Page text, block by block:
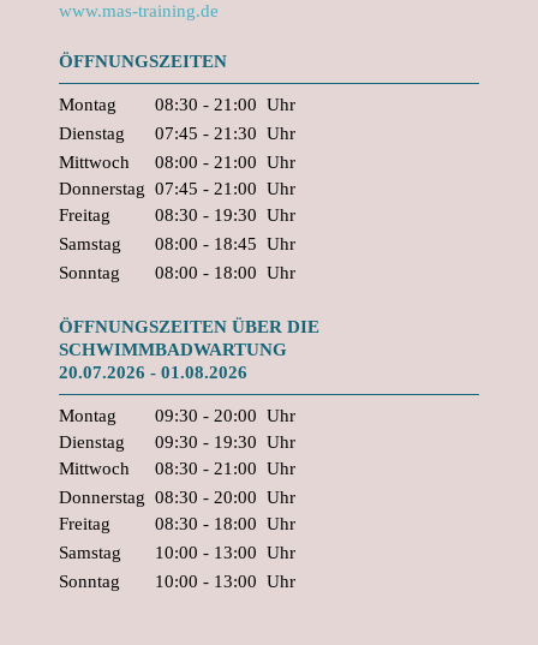
www.mas-training.de
ÖFFNUNGSZEITEN
Montag 08:30 - 21:00 Uhr
Dienstag
07:45 - 21:30 Uhr
Mittwoch
08:00 - 21:00 Uhr
Donnerstag 07:45 - 21:00 Uhr
Freitag
08:30 - 19:30 Uhr
Samstag
08:00 - 18:45 Uhr
Sonntag
08:00 - 18:00 Uhr
ÖFFNUNGSZEITEN ÜBER DIE
SCHWIMMBADWARTUNG
20.07.2026 - 01.08.2026
Montag 09:30 - 20:00 Uhr
Dienstag
09:30 - 19:30 Uhr
Mittwoch
08:30 - 21:00 Uhr
Donnerstag 08:30 - 20:00 Uhr
Freitag
08:30 - 18:00 Uhr
Samstag
10:00 - 13:00 Uhr
Sonntag
10:00 - 13:00 Uhr